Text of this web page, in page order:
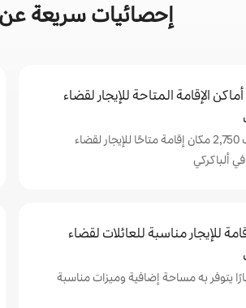
إحصائيات سريعة عن
الإقامة المتاحة للإيجار لقضاء
استكشف 2,750 مكان إقامة متاحًا للإيجار لقضاء
ألباكركي
للإيجار مناسبة للعائلات لقضاء
عقارًا يتوفر به مساحة إضافية وميزات مناسبة